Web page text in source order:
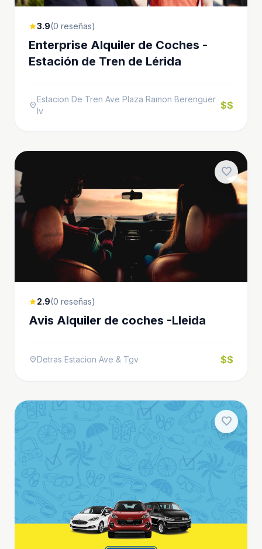
star3.9(0 reseñas)
Enterprise Alquiler de Coches -
Estación de Tren de Lérida
location_on
Estacion De Tren Ave Plaza Ramon Berenguer
Iv
$$
favorite
star2.9(0 reseñas)
Avis Alquiler de coches -Lleida
location_onDetras Estacion Ave & Tgv $$
favorite